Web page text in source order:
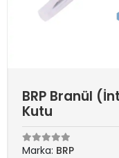
BRP Branül
Kutu
Marka: BRP